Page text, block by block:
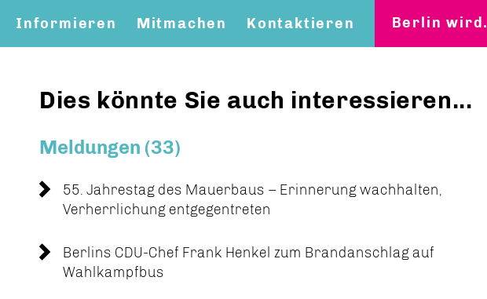
Informieren Mitmachen Kontaktieren Berlin wird.
Dies könnte Sie auch interessieren...
Meldungen (33)
55. Jahrestag des Mauerbaus – Erinnerung wachhalten,
Verherrlichung entgegentreten
Berlins CDU-Chef Frank Henkel zum Brandanschlag auf
Wahlkampfbus